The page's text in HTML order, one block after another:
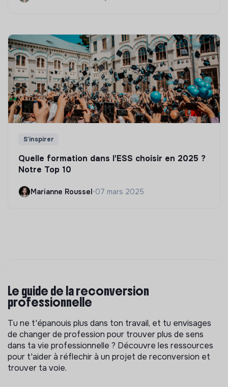
S'inspirer
Quelle formation dans l'ESS choisir en 2025 ?
Notre Top 10
Marianne Roussel•07 mars 2025
Le guide de la reconversion
professionnelle
Tu ne t'épanouis plus dans ton travail, et tu envisages
de changer de profession pour trouver plus de sens
dans ta vie professionnelle ? Découvre les ressources
pour t'aider à réflechir à un projet de reconversion et
trouver ta voie.